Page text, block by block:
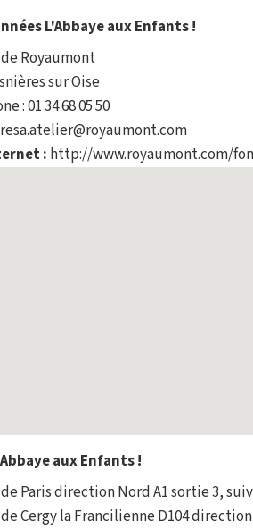
L'Abbaye aux Enfants !
Royaumont
sur Oise
: 01 34 68 05 50
: http://www.royaumont.com/
aux Enfants !
Paris direction Nord A1 sortie 3,
Cergy la Francilienne D104